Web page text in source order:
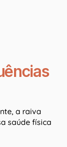
a raiva
saúde física